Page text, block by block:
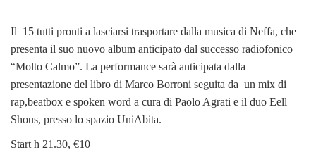
Il 15 tutti pronti a lasciarsi trasportare dalla musica di Neffa, che
presenta il suo nuovo album anticipato dal successo radiofonico
“Molto Calmo”. La performance sarà anticipata dalla
presentazione del libro di Marco Borroni seguita da un mix di
rap,beatbox e spoken word a cura di Paolo Agrati e il duo Eell
Shous, presso lo spazio UniAbita.
Start h 21.30, €10